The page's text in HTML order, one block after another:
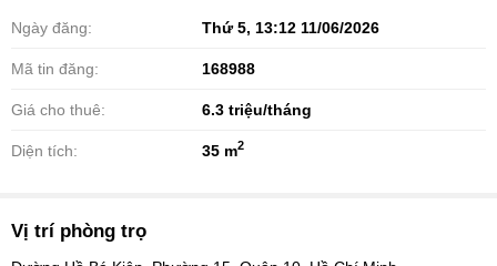
Ngày đăng: Thứ 5, 13:12 11/06/2026
Mã tin đăng: 168988
Giá cho thuê: 6.3 triệu/tháng
Diện tích: 35 m2
Vị trí phòng trọ